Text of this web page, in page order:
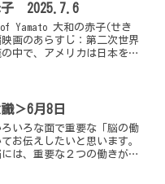
子 2025.7.6
Yamato 大和の赤子(せき
画のあらすじ：第二次世界
中で、アメリカは日本を理
＞6月8日
いろな面で重要な「脳の働
お伝えしたいと思います。
は、重要な２つの働きがあ